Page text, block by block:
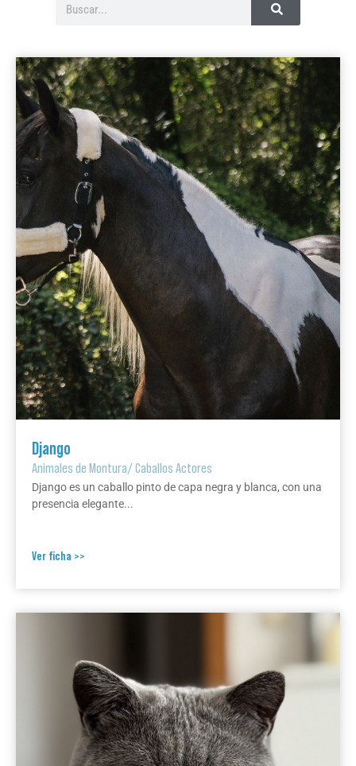
Django
Animales de Montura/Caballos Actores
Django es un caballo pinto de capa negra y blanca, con una
presencia elegante...
Ver ficha >>